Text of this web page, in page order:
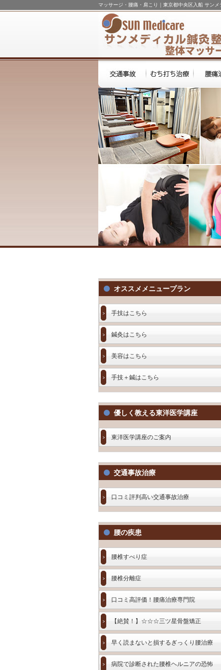
マッサージ・腰痛・肩こり｜東京都中央区入船 サン
オススメメニュープラン
手技はこちら
鍼灸はこちら
美容はこちら
手技＋鍼はこちら
優しく教える東洋医学講座
東洋医学講座のご案内
交通事故治療
口コミ評判高い交通事故治療
腰の疾患
腰椎すべり症
腰椎分離症
口コミ高評価！腰痛治療専門院
【絶賛！】☆☆☆三ツ星骨盤矯正
早く読まないと損するぎっくり腰治療
病院で診断された腰椎ヘルニアの恐怖